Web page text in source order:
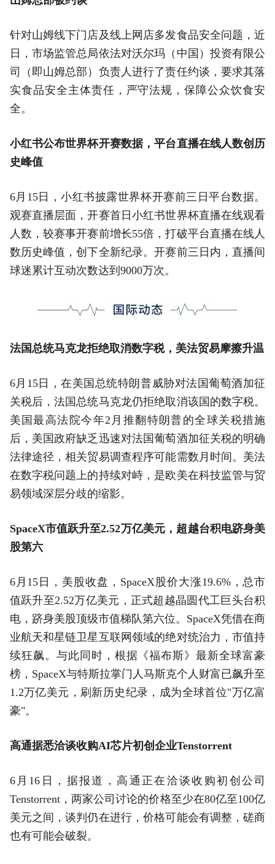
针对山姆线下门店及线上网店多发食品安全问题，近
日，市场监管总局依法对沃尔玛（中国）投资有限公
司（即山姆总部）负责人进行了责任约谈，要求其落
实食品安全主体责任，严守法规，保障公众饮食安
全。‌‌
小红书公布世界杯开赛数据，平台直播在线人数创历
史峰值
6月15日，小红书披露世界杯开赛前三日平台数据。
观赛直播层面，开赛首日小红书世界杯直播在线观看
人数，较赛事开赛前增长55倍，打破平台直播在线人
数历史峰值，创下全新纪录。开赛前三日内，直播间
球迷累计互动次数达到9000万次。
法国总统马克龙拒绝取消数字税，美法贸易摩擦升温
6月15日，在美国总统特朗普威胁对法国葡萄酒加征
关税后，法国总统马克龙仍拒绝取消该国的数字税。
美国最高法院今年2月推翻特朗普的全球关税措施
后，美国政府缺乏迅速对法国葡萄酒加征关税的明确
法律途径，相关贸易调查程序可能需数月时间。美法
在数字税问题上的持续对峙，是欧美在科技监管与贸
易领域深层分歧的缩影。
SpaceX市值跃升至2.52万亿美元，超越台积电跻身美
股第六
6月15日，美股收盘，SpaceX股价大涨19.6%，总市
值跃升至2.52万亿美元，正式超越晶圆代工巨头台积
电，跻身美股顶级市值梯队第六位。SpaceX凭借在商
业航天和星链卫星互联网领域的绝对统治力，市值持
续狂飙。与此同时，根据《福布斯》最新全球富豪
榜，SpaceX与特斯拉掌门人马斯克个人财富已飙升至
1.2万亿美元，刷新历史纪录，成为全球首位"万亿富
豪"。
高通据悉洽谈收购AI芯片初创企业Tenstorrent
6月16日，据报道，高通正在洽谈收购初创公司
Tenstorrent，两家公司讨论的价格至少在80亿至100亿
美元之间，谈判仍在进行，价格可能会有调整，磋商
也有可能会破裂。